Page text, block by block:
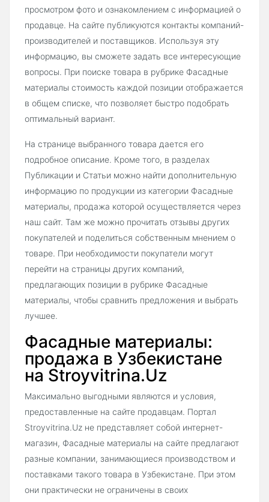
просмотром фото и ознакомлением с информацией о
продавце. На сайте публикуются контакты компаний-
производителей и поставщиков. Используя эту
информацию, вы сможете задать все интересующие
вопросы. При поиске товара в рубрике Фасадные
материалы стоимость каждой позиции отображается
в общем списке, что позволяет быстро подобрать
оптимальный вариант.
На странице выбранного товара дается его
подробное описание. Кроме того, в разделах
Публикации и Статьи можно найти дополнительную
информацию по продукции из категории Фасадные
материалы, продажа которой осуществляется через
наш сайт. Там же можно прочитать отзывы других
покупателей и поделиться собственным мнением о
товаре. При необходимости покупатели могут
перейти на страницы других компаний,
предлагающих позиции в рубрике Фасадные
материалы, чтобы сравнить предложения и выбрать
лучшее.
Фасадные материалы:
продажа в Узбекистане
на Stroyvitrina.Uz
Максимально выгодными являются и условия,
предоставленные на сайте продавцам. Портал
Stroyvitrina.Uz не представляет собой интернет-
магазин, Фасадные материалы на сайте предлагают
разные компании, занимающиеся производством и
поставками такого товара в Узбекистане. При этом
они практически не ограничены в своих